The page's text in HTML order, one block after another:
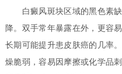
白癜风斑块区域的黑色素缺
降。双手常年暴露在外，更容
长期可能提升患皮肤癌的几率
燥脆弱，容易因摩擦或化学品